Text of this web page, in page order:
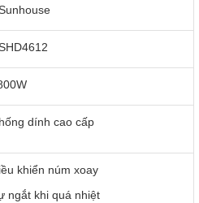
nướng thả ga
sức chiên nướng nhiều món
dính cao cấp
khiển núm xoay
ngắt khi quá nhiệt